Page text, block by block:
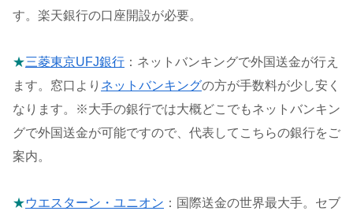
す。楽天銀行の口座開設が必要。
★三菱東京UFJ銀行 ：ネットバンキングで外国送金が行え
ます。窓口より ネットバンキングの方が手数料が少し安く
なります。※大手の銀行では大概どこでもネットバンキン
グで外国送金が可能ですので、代表してこちらの銀行をご
案内。
★ウエスターン・ユニオン ：国際送金の世界最大手。セブ